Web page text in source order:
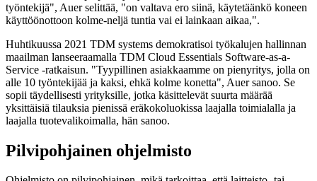
työntekijä", Auer selittää, "on valtava ero siinä, käytetäänkö koneen
käyttöönottoon kolme-neljä tuntia vai ei lainkaan aikaa,".
Huhtikuussa 2021 TDM systems demokratisoi työkalujen hallinnan
maailman lanseeraamalla TDM Cloud Essentials Software-as-a-
Service -ratkaisun. "Tyypillinen asiakkaamme on pienyritys, jolla on
alle 10 työntekijää ja kaksi, ehkä kolme konetta", Auer sanoo. Se
sopii täydellisesti yrityksille, jotka käsittelevät suurta määrää
yksittäisiä tilauksia pienissä eräkokoluokissa laajalla toimialalla ja
laajalla tuotevalikoimalla, hän sanoo.
Pilvipohjainen ohjelmisto